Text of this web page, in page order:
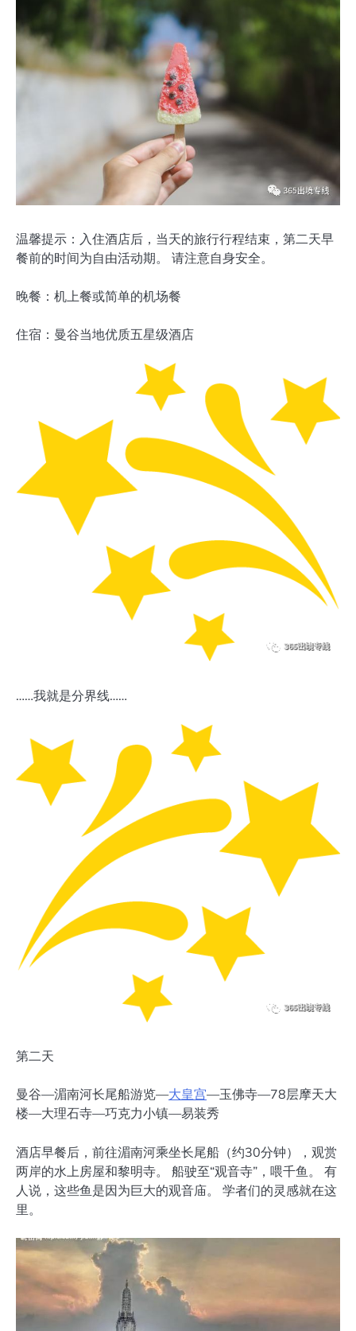
温馨提示：入住酒店后，当天的旅行行程结束，第二天早
餐前的时间为自由活动期。 请注意自身安全。
晚餐：机上餐或简单的机场餐
住宿：曼谷当地优质五星级酒店
……我就是分界线……
第二天
曼谷—湄南河长尾船游览—大皇宫—玉佛寺—78层摩天大
楼—大理石寺—巧克力小镇—易装秀
酒店早餐后，前往湄南河乘坐长尾船（约30分钟），观赏
两岸的水上房屋和黎明寺。 船驶至“观音寺”，喂千鱼。 有
人说，这些鱼是因为巨大的观音庙。 学者们的灵感就在这
里。